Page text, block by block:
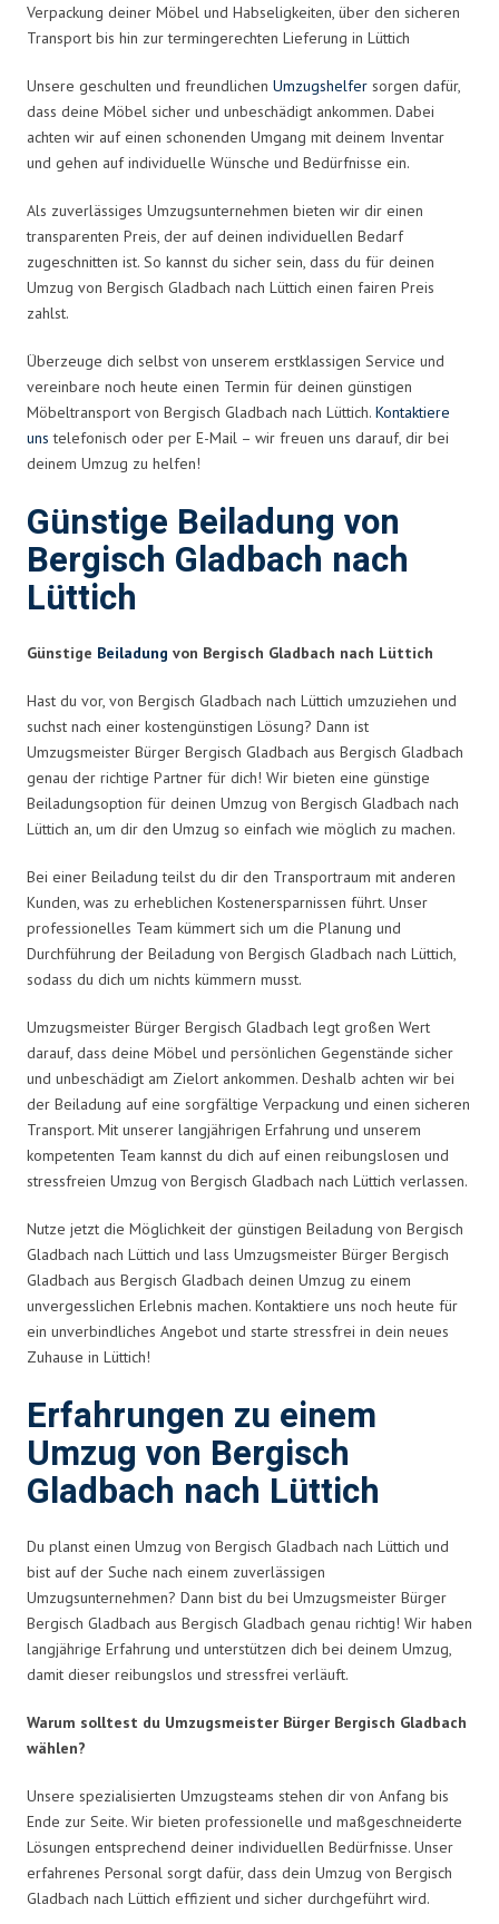
Verpackung deiner Möbel und Habseligkeiten, über den sicheren
Transport bis hin zur termingerechten Lieferung in Lüttich
Unsere geschulten und freundlichen Umzugshelfer sorgen dafür,
dass deine Möbel sicher und unbeschädigt ankommen. Dabei
achten wir auf einen schonenden Umgang mit deinem Inventar
und gehen auf individuelle Wünsche und Bedürfnisse ein.
Als zuverlässiges Umzugsunternehmen bieten wir dir einen
transparenten Preis, der auf deinen individuellen Bedarf
zugeschnitten ist. So kannst du sicher sein, dass du für deinen
Umzug von Bergisch Gladbach nach Lüttich einen fairen Preis
zahlst.
Überzeuge dich selbst von unserem erstklassigen Service und
vereinbare noch heute einen Termin für deinen günstigen
Möbeltransport von Bergisch Gladbach nach Lüttich. Kontaktiere
uns telefonisch oder per E-Mail – wir freuen uns darauf, dir bei
deinem Umzug zu helfen!
Günstige Beiladung von
Bergisch Gladbach nach
Lüttich
Günstige Beiladung von Bergisch Gladbach nach Lüttich
Hast du vor, von Bergisch Gladbach nach Lüttich umzuziehen und
suchst nach einer kostengünstigen Lösung? Dann ist
Umzugsmeister Bürger Bergisch Gladbach aus Bergisch Gladbach
genau der richtige Partner für dich! Wir bieten eine günstige
Beiladungsoption für deinen Umzug von Bergisch Gladbach nach
Lüttich an, um dir den Umzug so einfach wie möglich zu machen.
Bei einer Beiladung teilst du dir den Transportraum mit anderen
Kunden, was zu erheblichen Kostenersparnissen führt. Unser
professionelles Team kümmert sich um die Planung und
Durchführung der Beiladung von Bergisch Gladbach nach Lüttich,
sodass du dich um nichts kümmern musst.
Umzugsmeister Bürger Bergisch Gladbach legt großen Wert
darauf, dass deine Möbel und persönlichen Gegenstände sicher
und unbeschädigt am Zielort ankommen. Deshalb achten wir bei
der Beiladung auf eine sorgfältige Verpackung und einen sicheren
Transport. Mit unserer langjährigen Erfahrung und unserem
kompetenten Team kannst du dich auf einen reibungslosen und
stressfreien Umzug von Bergisch Gladbach nach Lüttich verlassen.
Nutze jetzt die Möglichkeit der günstigen Beiladung von Bergisch
Gladbach nach Lüttich und lass Umzugsmeister Bürger Bergisch
Gladbach aus Bergisch Gladbach deinen Umzug zu einem
unvergesslichen Erlebnis machen. Kontaktiere uns noch heute für
ein unverbindliches Angebot und starte stressfrei in dein neues
Zuhause in Lüttich!
Erfahrungen zu einem
Umzug von Bergisch
Gladbach nach Lüttich
Du planst einen Umzug von Bergisch Gladbach nach Lüttich und
bist auf der Suche nach einem zuverlässigen
Umzugsunternehmen? Dann bist du bei Umzugsmeister Bürger
Bergisch Gladbach aus Bergisch Gladbach genau richtig! Wir haben
langjährige Erfahrung und unterstützen dich bei deinem Umzug,
damit dieser reibungslos und stressfrei verläuft.
Warum solltest du Umzugsmeister Bürger Bergisch Gladbach
wählen?
Unsere spezialisierten Umzugsteams stehen dir von Anfang bis
Ende zur Seite. Wir bieten professionelle und maßgeschneiderte
Lösungen entsprechend deiner individuellen Bedürfnisse. Unser
erfahrenes Personal sorgt dafür, dass dein Umzug von Bergisch
Gladbach nach Lüttich effizient und sicher durchgeführt wird.